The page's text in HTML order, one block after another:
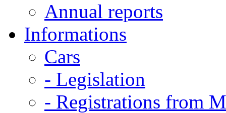
Annual reports
Informations
Cars
- Legislation
- Registrations from